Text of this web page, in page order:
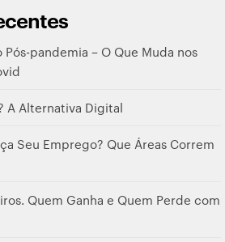
pandemia – O Que Muda nos
A Alternativa Digital
Seu Emprego? Que Áreas Correm
Quem Ganha e Quem Perde com